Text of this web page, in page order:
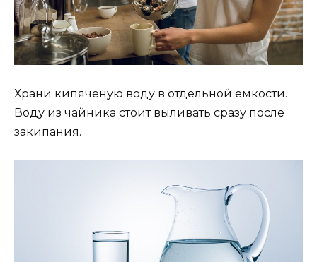
Храни кипяченую воду в отдельной емкости.
Воду из чайника стоит выливать сразу после
закипания.